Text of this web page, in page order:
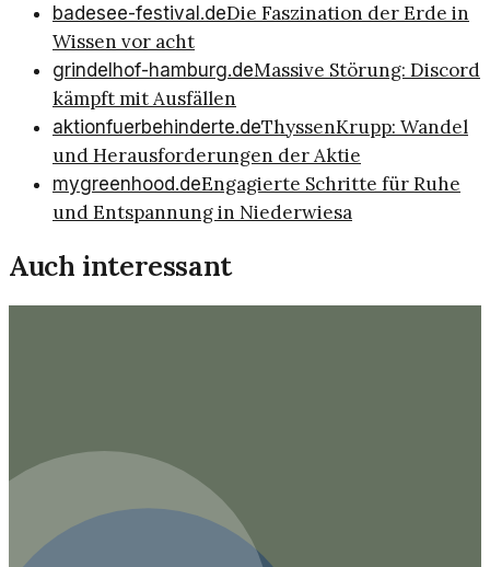
badesee-festival.deDie Faszination der Erde in
Wissen vor acht
grindelhof-hamburg.deMassive Störung: Discord
kämpft mit Ausfällen
aktionfuerbehinderte.deThyssenKrupp: Wandel
und Herausforderungen der Aktie
mygreenhood.deEngagierte Schritte für Ruhe
und Entspannung in Niederwiesa
Auch interessant